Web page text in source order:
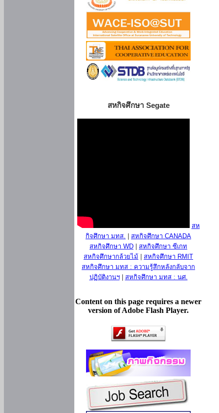
สหกิจศึกษา Segate
สห
กิจศึกษา มทส.
สหกิจศึกษา CANADA
สหกิจศึกษา WD
สหกิจศึกษา ซีเกท
สหกิจศึกษากล้วยไม้
สหกิจศึกษา RMIT
สหกิจศึกษา มทส : ความรู้สึกหลังกลับจาก
ปฏิบัติงานฯ| สหกิจศึกษา มทส : นศ.
Content on this page requires a newer
version of Adobe Flash Player.